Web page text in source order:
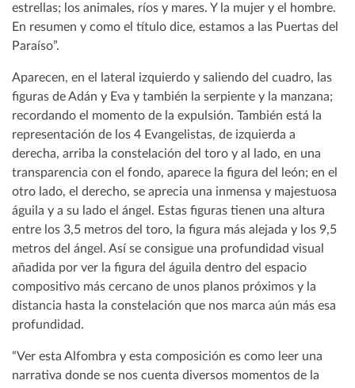
estrellas; los animales, ríos y mares. Y la mujer y el hombre.
En resumen y como el título dice, estamos a las Puertas del
Paraíso”.
Aparecen, en el lateral izquierdo y saliendo del cuadro, las
figuras de Adán y Eva y también la serpiente y la manzana;
recordando el momento de la expulsión. También está la
representación de los 4 Evangelistas, de izquierda a
derecha, arriba la constelación del toro y al lado, en una
transparencia con el fondo, aparece la figura del león; en el
otro lado, el derecho, se aprecia una inmensa y majestuosa
águila y a su lado el ángel. Estas figuras tienen una altura
entre los 3,5 metros del toro, la figura más alejada y los 9,5
metros del ángel. Así se consigue una profundidad visual
añadida por ver la figura del águila dentro del espacio
compositivo más cercano de unos planos próximos y la
distancia hasta la constelación que nos marca aún más esa
profundidad.
“Ver esta Alfombra y esta composición es como leer una
narrativa donde se nos cuenta diversos momentos de la